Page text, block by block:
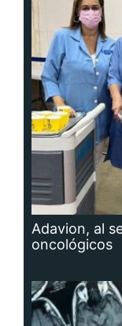
Adavion, al
oncológicos